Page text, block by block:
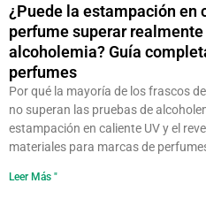
¿Puede la estampación en
perfume superar
alcoholemia? Guía
perfumes
Por qué la mayoría de los frascos
no superan las pruebas de
estampación en caliente UV y el
materiales para marcas de
Leer Más "